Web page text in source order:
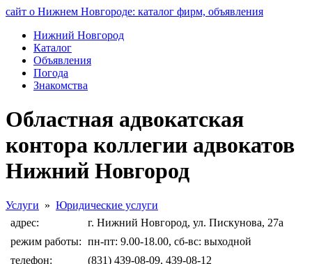
сайт о Нижнем Новгороде: каталог фирм, объявления
Нижний Новгород
Каталог
Объявления
Погода
Знакомства
Областная адвокатская
контора коллегии адвокатов
Нижний Новгород
Услуги » Юридические услуги
адрес:
г. Нижний Новгород, ул. Пискунова, 27а
режим работы: пн-пт: 9.00-18.00, сб-вс: выходной
телефон:
(831) 439-08-09, 439-08-12